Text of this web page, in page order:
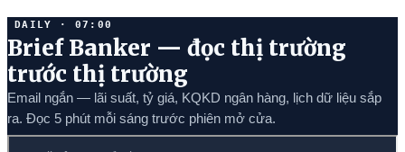
DAILY · 07:00
Brief Banker — đọc thị trường
trước thị trường
Email ngắn — lãi suất, tỷ giá, KQKD ngân hàng, lịch dữ liệu sắp
ra. Đọc 5 phút mỗi sáng trước phiên mở cửa.